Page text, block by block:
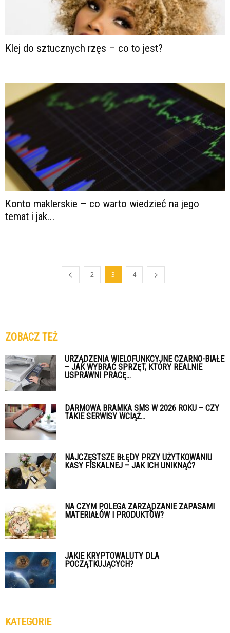
Klej do sztucznych rzęs – co to jest?
Konto maklerskie – co warto wiedzieć na jego
temat i jak...
2 3 4
ZOBACZ TEŻ
URZĄDZENIA WIELOFUNKCYJNE CZARNO-BIAŁE
– JAK WYBRAĆ SPRZĘT, KTÓRY REALNIE
USPRAWNI PRACĘ...
DARMOWA BRAMKA SMS W 2026 ROKU – CZY
TAKIE SERWISY WCIĄŻ...
NAJCZĘSTSZE BŁĘDY PRZY UŻYTKOWANIU
KASY FISKALNEJ – JAK ICH UNIKNĄĆ?
NA CZYM POLEGA ZARZĄDZANIE ZAPASAMI
MATERIAŁÓW I PRODUKTÓW?
JAKIE KRYPTOWALUTY DLA
POCZĄTKUJĄCYCH?
KATEGORIE